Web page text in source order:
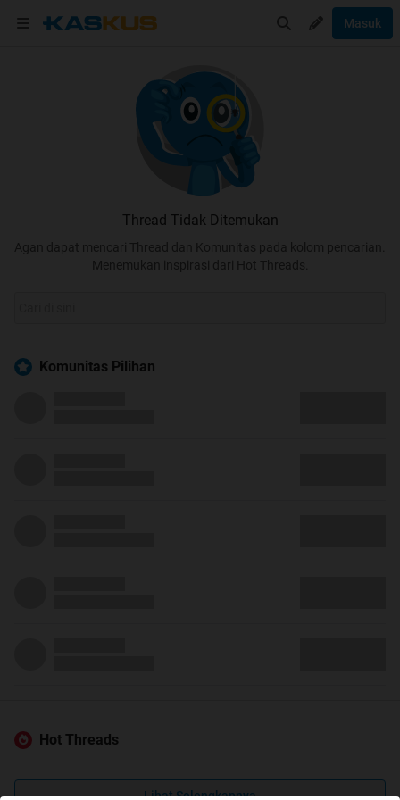
Masuk
Thread Tidak Ditemukan
Agan dapat mencari Thread dan Komunitas pada kolom pencarian.
Menemukan inspirasi dari Hot Threads.
Komunitas Pilihan
Hot Threads
Lihat Selengkapnya